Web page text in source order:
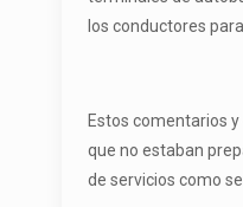
los conductores
Estos comentarios
que no estaban
de servicios como